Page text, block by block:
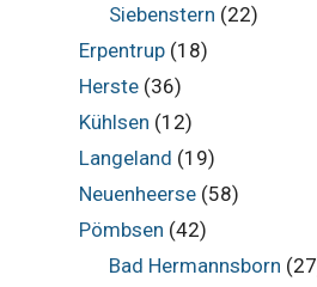
Siebenstern (22)
Erpentrup(18)
Herste(36)
Kühlsen (12)
Langeland (19)
Neuenheerse(58)
Pömbsen (42)
Bad Hermannsborn